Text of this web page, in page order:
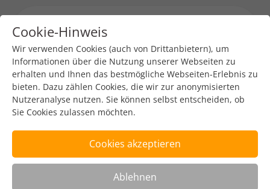
Cookie-Hinweis
Wir verwenden Cookies (auch von Drittanbietern), um
Informationen über die Nutzung unserer Webseiten zu
erhalten und Ihnen das bestmögliche Webseiten-Erlebnis zu
bieten. Dazu zählen Cookies, die wir zur anonymisierten
Nutzeranalyse nutzen. Sie können selbst entscheiden, ob
Sie Cookies zulassen möchten.
Cookies akzeptieren
Ablehnen